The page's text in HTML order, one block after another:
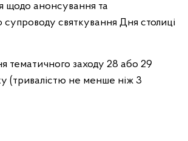
анонсування та
супроводу святкування Дня столиці
заходу 28 або 29
(тривалістю не менше ніж 3